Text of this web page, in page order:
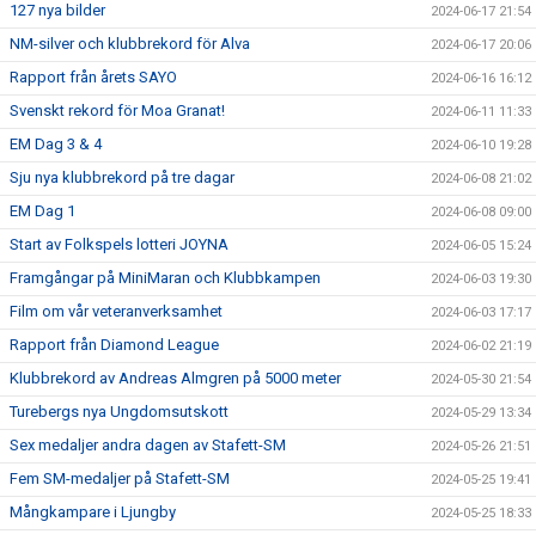
127 nya bilder 2024-06-17 21:54
NM-silver och klubbrekord för Alva 2024-06-17 20:06
Rapport från årets SAYO 2024-06-16 16:12
Svenskt rekord för Moa Granat! 2024-06-11 11:33
EM Dag 3 & 4 2024-06-10 19:28
Sju nya klubbrekord på tre dagar 2024-06-08 21:02
EM Dag 1 2024-06-08 09:00
Start av Folkspels lotteri JOYNA 2024-06-05 15:24
Framgångar på MiniMaran och Klubbkampen 2024-06-03 19:30
Film om vår veteranverksamhet 2024-06-03 17:17
Rapport från Diamond League 2024-06-02 21:19
Klubbrekord av Andreas Almgren på 5000 meter 2024-05-30 21:54
Turebergs nya Ungdomsutskott 2024-05-29 13:34
Sex medaljer andra dagen av Stafett-SM 2024-05-26 21:51
Fem SM-medaljer på Stafett-SM 2024-05-25 19:41
Mångkampare i Ljungby 2024-05-25 18:33